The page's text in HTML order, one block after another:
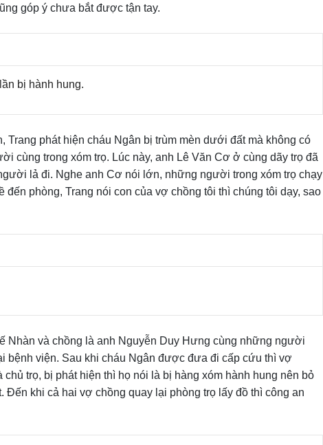
góp ý chưa bắt được tận tay.
bị hành hung.
phát hiện cháu Ngân bị trùm mèn dưới đất mà không có
cùng trong xóm trọ. Lúc này, anh Lê Văn Cơ ở cùng dãy trọ đã
lả đi. Nghe anh Cơ nói lớn, những người trong xóm trọ chạy
phòng, Trang nói con của vợ chồng tôi thì chúng tôi dạy, sao
Nhàn và chồng là anh Nguyễn Duy Hưng cùng những người
bệnh viện. Sau khi cháu Ngân được đưa đi cấp cứu thì vợ
trọ, bị phát hiện thì họ nói là bị hàng xóm hành hung nên bỏ
khi cả hai vợ chồng quay lại phòng trọ lấy đồ thì công an